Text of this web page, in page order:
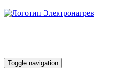
Toggle navigation